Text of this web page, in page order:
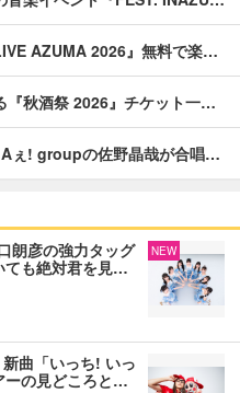
AZUMA 2026』無料で楽…
『秋酒祭 2026』チケット一…
Aぇ! groupの佐野晶哉が合唱…
朗彦の強力タッグ
ても絶対君を見…
NEW
曲「いっち! いっ
ーの見どころと…